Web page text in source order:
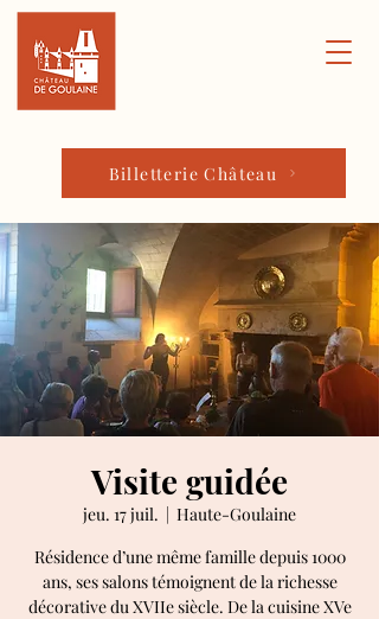
Billetterie Château
Visite guidée
jeu. 17 juil.
  |
Haute-Goulaine
Résidence d’une même famille depuis 1000
ans, ses salons témoignent de la richesse
décorative du XVIIe siècle. De la cuisine XVe